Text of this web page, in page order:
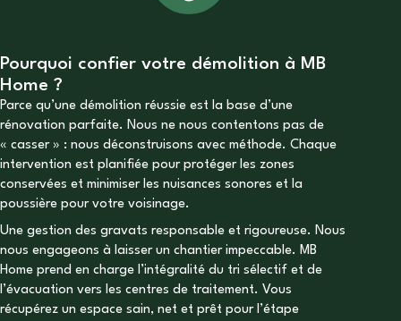
Pourquoi confier votre démolition à MB
Home ?
Parce qu’une démolition réussie est la base d’une
rénovation parfaite. Nous ne nous contentons pas de
« casser » : nous déconstruisons avec méthode. Chaque
intervention est planifiée pour protéger les zones
conservées et minimiser les nuisances sonores et la
poussière pour votre voisinage.
Une gestion des gravats responsable et rigoureuse. Nous
nous engageons à laisser un chantier impeccable. MB
Home prend en charge l’intégralité du tri sélectif et de
l’évacuation vers les centres de traitement. Vous
récupérez un espace sain, net et prêt pour l’étape